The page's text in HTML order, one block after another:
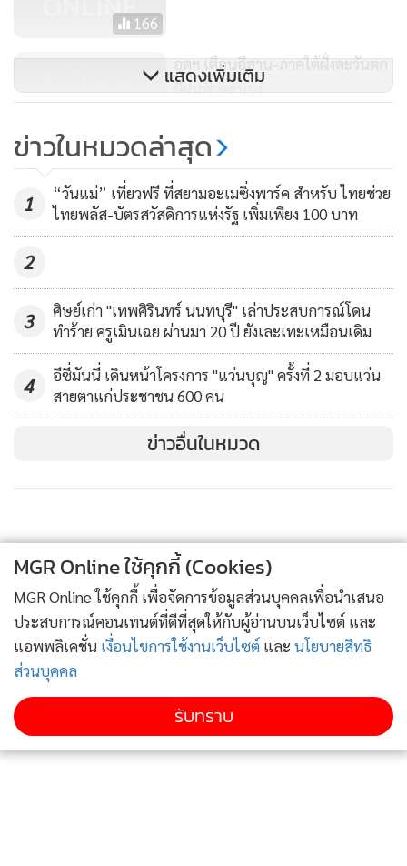
ภาคใต้ (ฝั่งตะวันออก) มีฝนฟ้าคะนองร้อยละ 40 ของพื้นที่ ส่วน
มากบริเวณจังหวัดเพชรบุรี ประจวบคีรีขันธ์ ชุมพร สุราษฎร์ธานี
ปัตตานี ยะลา และนราธิวาส อุณหภูมิต่ำสุด 23-24 องศา
เซลเซียส อุณหภูมิสูงสุด 29-34 องศาเซลเซียส ลมตะวันตกเฉียง
บริเวณที่มีฝนฟ้าคะนองคลื่นสูงประมาณ 2 เมตร
ภาคใต้ (ฝั่งตะวันตก) มีฝนฟ้าคะนองร้อยละ 60 ของพื้นที่ กับมี
ฝนตกหนักบางแห่ง บริเวณจังหวัดระนอง และพังงา อุณหภูมิต่ำ
สุด 19-24 องศาเซลเซียส อุณหภูมิสูงสุด 29-33 องศาเซลเซียส
ตั้งแต่จังหวัดพังงาขึ้นมา : ลมตะวันตกเฉียงใต้ ความเร็ว 15-35
กม./ชม. ทะเลมีคลื่นสูง 1-2 เมตร บริเวณที่มีฝนฟ้าคะนองคลื่น
สูงมากกว่า 2 เมตร ตั้งแต่จังหวัดภูเก็ตลงไป : ลมตะวันตกเฉียงใต้
ความเร็ว 15-30 กม./ชม. ทะเลมีคลื่นสูงประมาณ 1 เมตร บริเวณ
ที่มีฝนฟ้าคะนองคลื่นสูง 1-2 เมตร
กรุงเทพมหานครและปริมณฑล มีฝนฟ้าคะนองร้อยละ 80 ของ
166
อุตุฯ เตือนอีสาน-ภาคใต้ฝั่งตะวันตก
มีฝนฟ้าคะนอง
101
อุตุฯ เตือนเหนือ-อีสาน-กลาง-ตอ.-
ใต้ มีฝนตกหนัก/ กทม.มีฝน 60%
แสดงเพิ่มเติม
ข่าวในหมวดล่าสุด
1
“วันแม่” เที่ยวฟรี ที่สยามอะเมซิ่งพาร์ค สำหรับ ไทยช่วย
ไทยพลัส-บัตรสวัสดิการแห่งรัฐ เพิ่มเพียง 100 บาท
2
3
ศิษย์เก่า "เทพศิรินทร์ นนทบุรี" เล่าประสบการณ์​โดน
ทำร้าย ครูเมินเฉย ผ่านมา 20 ปี ยังเละเทะเหมือนเดิม
4
อีซี่มันนี่ เดินหน้าโครงการ "แว่นบุญ" ครั้งที่ 2 มอบแว่น
สายตาแก่ประชาชน 600 คน
ข่าวอื่นในหมวด
MGR Online ใช้คุกกี้ (Cookies)
MGR Online ใช้คุกกี้ เพื่อจัดการข้อมูลส่วนบุคคลเพื่อนำเสนอ
ประสบการณ์คอนเทนต์ที่ดีที่สุดให้กับผู้อ่านบนเว็บไซต์ และ
แอพพลิเคชั่น เงื่อนไขการใช้งานเว็บไซต์ และ นโยบายสิทธิ
ส่วนบุคคล
รับทราบ